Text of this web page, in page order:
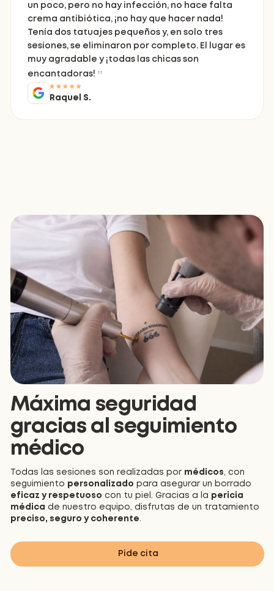
un poco, pero no hay infección, no hace falta
crema antibiótica, ¡no hay que hacer nada!
Tenía dos tatuajes pequeños y, en solo tres
sesiones, se eliminaron por completo. El lugar es
muy agradable y ¡todas las chicas son
encantadoras!
Raquel S.
Máxima seguridad
gracias al seguimiento
médico
Todas las sesiones son realizadas por médicos, con
seguimiento personalizado para asegurar un borrado
eficaz y respetuoso con tu piel. Gracias a la
pericia
médica de nuestro equipo, disfrutas de un tratamiento
preciso, seguro y coherente.
Pide cita